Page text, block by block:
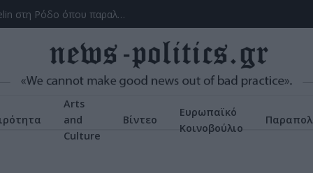
Το ατύχημα του Ρόμπερτ Πλαντ, των Led Zeppelin στη Ρόδο όπου παραλίγο να χάσει τη γυναίκα του (video)
Arts
and
Culture
Βίντεο
Ευρωπαϊκό
Κοινοβούλιο